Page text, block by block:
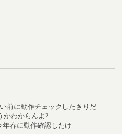
前に動作チェックしたきりだ
かわからんよ?
年春に動作確認したけ